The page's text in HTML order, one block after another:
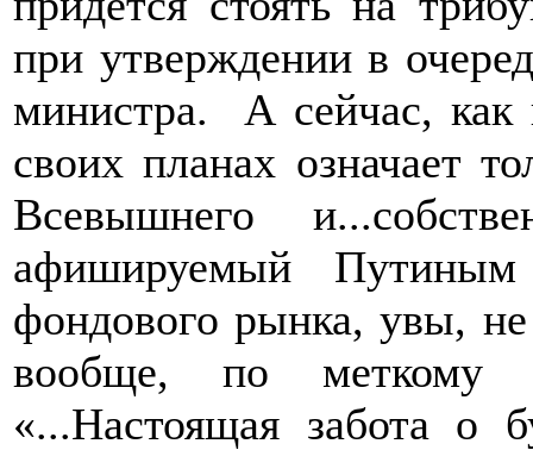
при утверждении в
министра. А сейчас, как
своих планах означает
Всевышнего
афишируемый Путиным
фондового рынка, увы,
вообще, по меткому
«...Настоящая забота о